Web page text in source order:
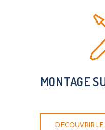
MONTAGE
DECOUVRIR